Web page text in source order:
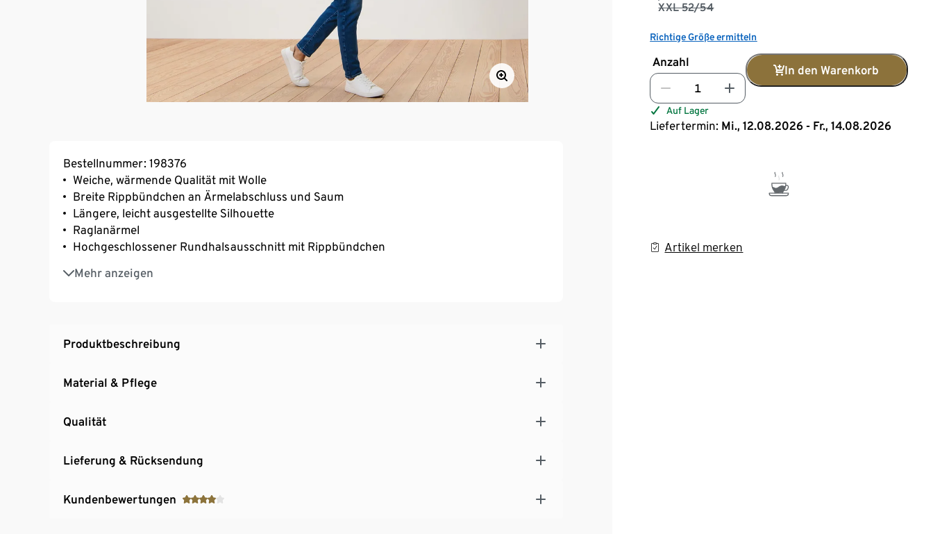
XXL 52/54
Richtige Größe ermitteln
Anzahl
In den Warenkorb
Auf Lager
Liefertermin: Mi., 12.08.2026 - Fr., 14.08.2026
Artikel merken
Bestellnummer: 198376
Weiche, wärmende Qualität mit Wolle
Breite Rippbündchen an Ärmelabschluss und Saum
Längere, leicht ausgestellte Silhouette
Raglanärmel
Hochgeschlossener Rundhalsausschnitt mit Rippbündchen
Mehr anzeigen
Saum mit Seitenschlitzen
Dieser Pullover beinhaltet 6% RWS-zertifizierte Wolle, zertifiziert durch CU 809415
Produktbeschreibung
Material & Pflege
Qualität
Lieferung & Rücksendung
Kundenbewertungen